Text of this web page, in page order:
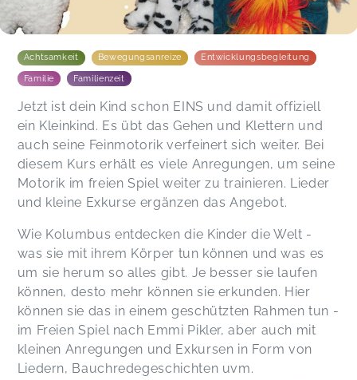
Achtsamkeit Bewegungsanreize Entwicklungsbegleitung
Familie Familienzeit
Jetzt ist dein Kind schon EINS und damit offiziell
ein Kleinkind. Es übt das Gehen und Klettern und
auch seine Feinmotorik verfeinert sich weiter. Bei
diesem Kurs erhält es viele Anregungen, um seine
Motorik im freien Spiel weiter zu trainieren. Lieder
und kleine Exkurse ergänzen das Angebot.
Wie Kolumbus entdecken die Kinder die Welt -
was sie mit ihrem Körper tun können und was es
um sie herum so alles gibt. Je besser sie laufen
können, desto mehr können sie erkunden. Hier
können sie das in einem geschützten Rahmen tun -
im Freien Spiel nach Emmi Pikler, aber auch mit
kleinen Anregungen und Exkursen in Form von
Liedern, Bauchredegeschichten uvm.